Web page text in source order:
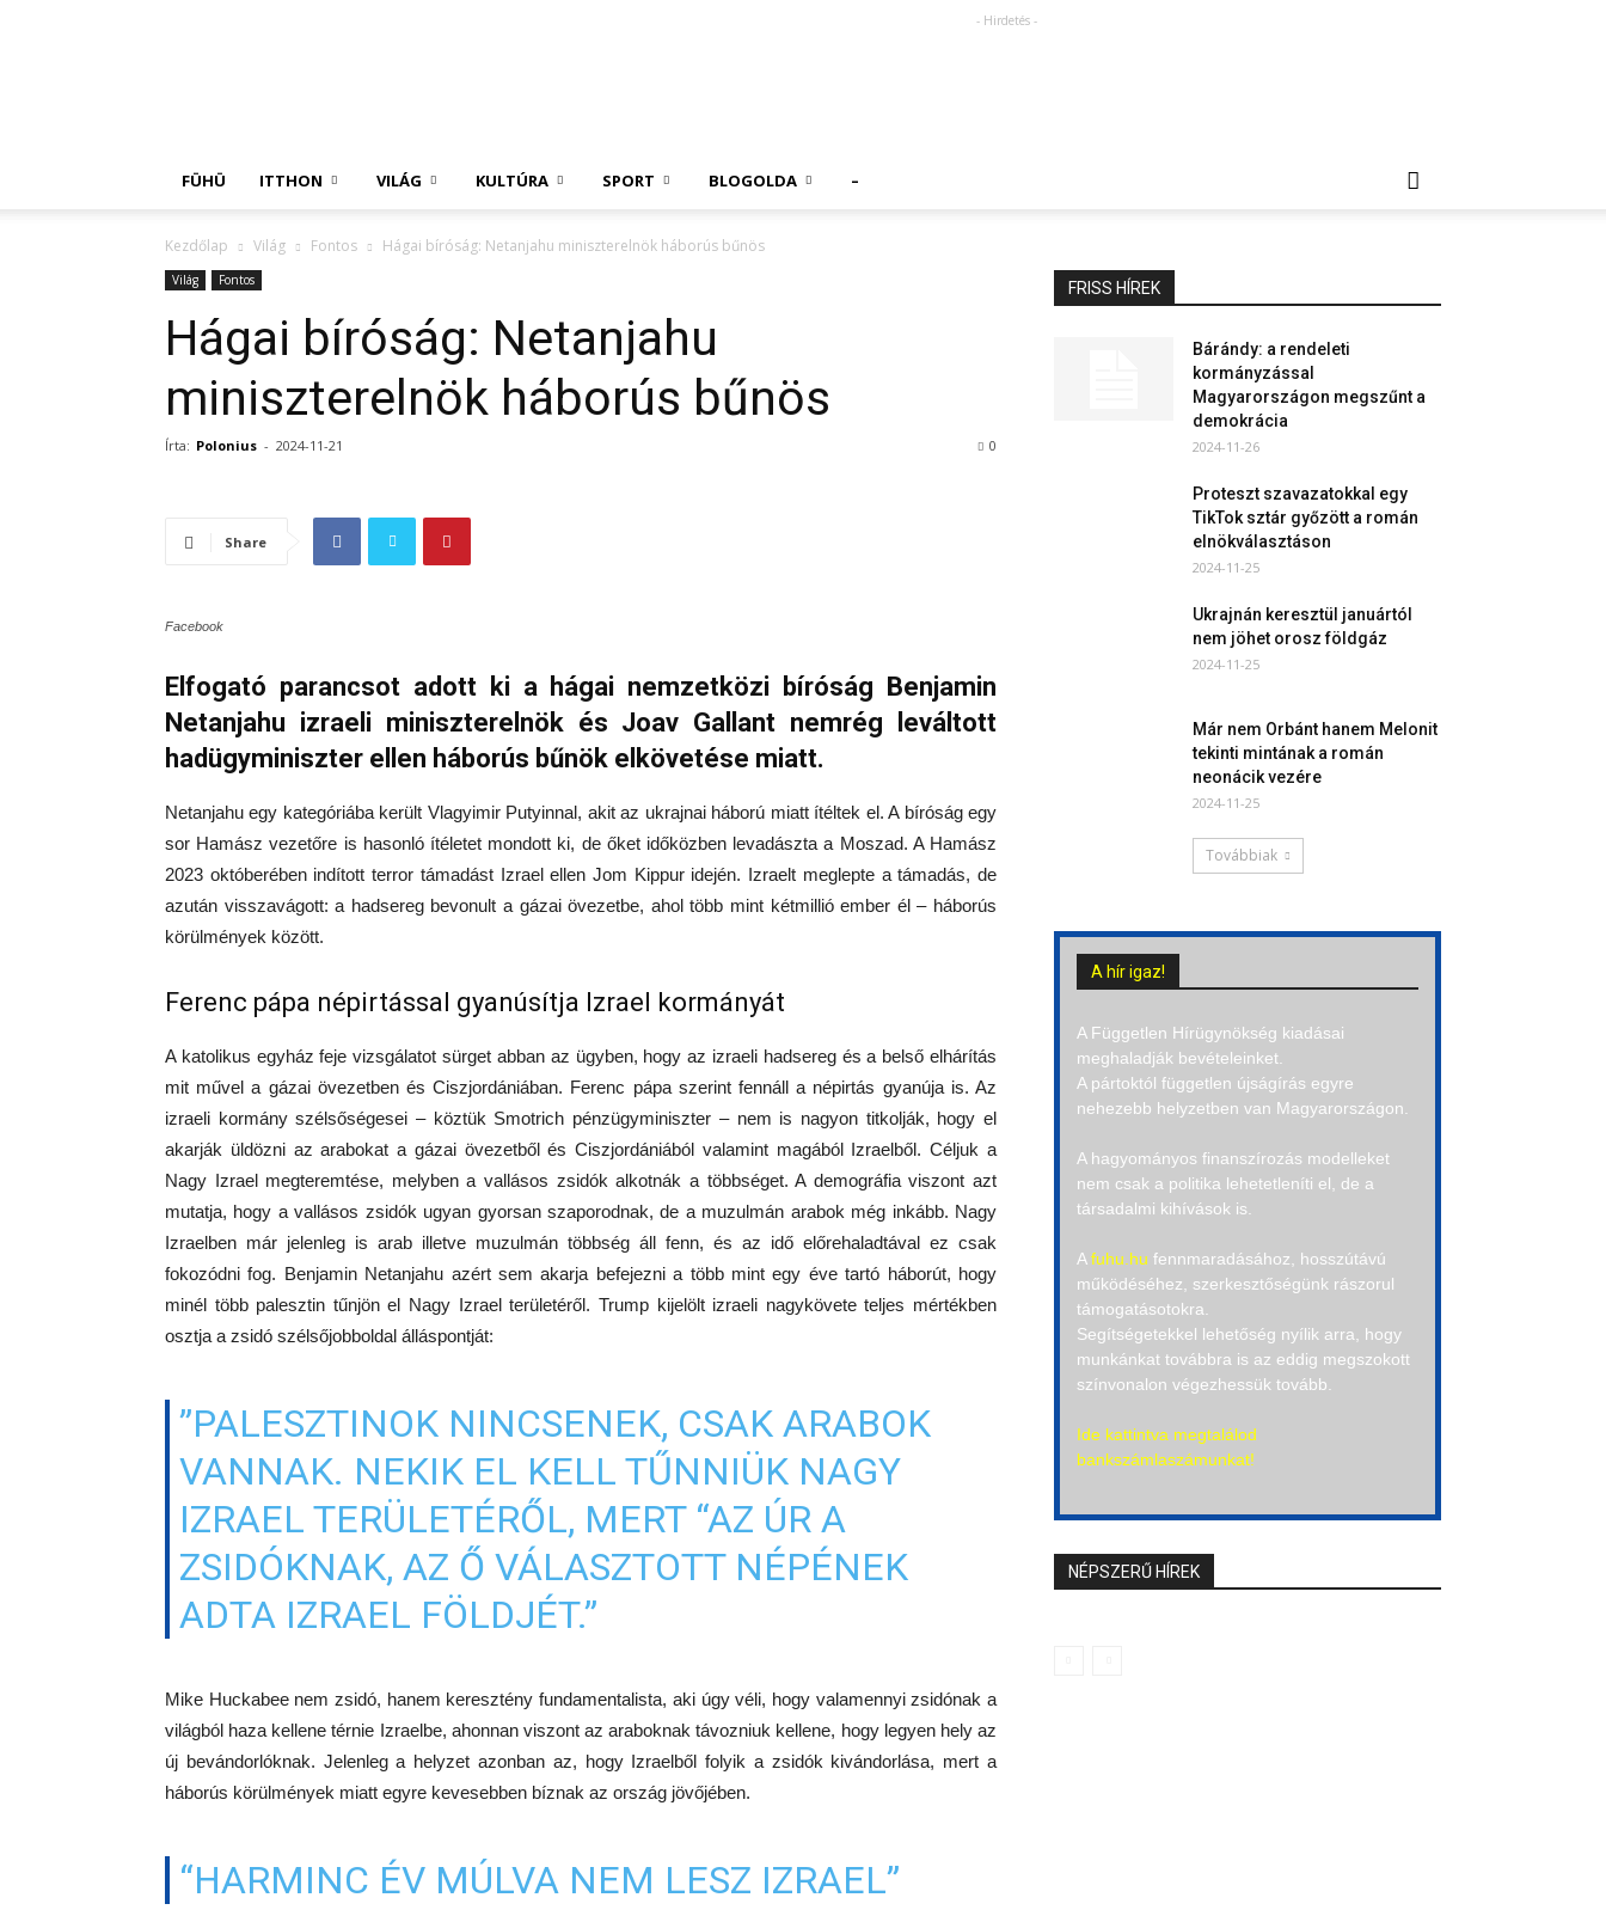
- Hirdetés -
FÜHÜ ITTHON VILÁG KULTÚRA SPORT BLOGOLDA –
Kezdőlap Világ Fontos Hágai bíróság: Netanjahu miniszterelnök háborús bűnös
Világ Fontos
Hágai bíróság: Netanjahu
miniszterelnök háborús bűnös
Írta: Polonius - 2024-11-21 0
Share
Facebook
Elfogató parancsot adott ki a hágai nemzetközi bíróság Benjamin
Netanjahu izraeli miniszterelnök és Joav Gallant nemrég leváltott
hadügyminiszter ellen háborús bűnök elkövetése miatt.
Netanjahu egy kategóriába került Vlagyimir Putyinnal, akit az ukrajnai háború miatt ítéltek el. A bíróság egy
sor Hamász vezetőre is hasonló ítéletet mondott ki, de őket időközben levadászta a Moszad. A Hamász
2023 októberében indított terror támadást Izrael ellen Jom Kippur idején. Izraelt meglepte a támadás, de
azután visszavágott: a hadsereg bevonult a gázai övezetbe, ahol több mint kétmillió ember él – háborús
körülmények között.
Ferenc pápa népirtással gyanúsítja Izrael kormányát
A katolikus egyház feje vizsgálatot sürget abban az ügyben, hogy az izraeli hadsereg és a belső elhárítás
mit művel a gázai övezetben és Ciszjordániában. Ferenc pápa szerint fennáll a népirtás gyanúja is. Az
izraeli kormány szélsőségesei – köztük Smotrich pénzügyminiszter – nem is nagyon titkolják, hogy el
akarják üldözni az arabokat a gázai övezetből és Ciszjordániából valamint magából Izraelből. Céljuk a
Nagy Izrael megteremtése, melyben a vallásos zsidók alkotnák a többséget. A demográfia viszont azt
mutatja, hogy a vallásos zsidók ugyan gyorsan szaporodnak, de a muzulmán arabok még inkább. Nagy
Izraelben már jelenleg is arab illetve muzulmán többség áll fenn, és az idő előrehaladtával ez csak
fokozódni fog. Benjamin Netanjahu azért sem akarja befejezni a több mint egy éve tartó háborút, hogy
minél több palesztin tűnjön el Nagy Izrael területéről. Trump kijelölt izraeli nagykövete teljes mértékben
osztja a zsidó szélsőjobboldal álláspontját:
”PALESZTINOK NINCSENEK, CSAK ARABOK
VANNAK. NEKIK EL KELL TŰNNIÜK NAGY
IZRAEL TERÜLETÉRŐL, MERT “AZ ÚR A
ZSIDÓKNAK, AZ Ő VÁLASZTOTT NÉPÉNEK
ADTA IZRAEL FÖLDJÉT.”
Mike Huckabee nem zsidó, hanem keresztény fundamentalista, aki úgy véli, hogy valamennyi zsidónak a
világból haza kellene térnie Izraelbe, ahonnan viszont az araboknak távozniuk kellene, hogy legyen hely az
új bevándorlóknak. Jelenleg a helyzet azonban az, hogy Izraelből folyik a zsidók kivándorlása, mert a
háborús körülmények miatt egyre kevesebben bíznak az ország jövőjében.
“HARMINC ÉV MÚLVA NEM LESZ IZRAEL”
FRISS HÍREK
Bárándy: a rendeleti
kormányzással
Magyarországon megszűnt a
demokrácia
2024-11-26
Proteszt szavazatokkal egy
TikTok sztár győzött a román
elnökválasztáson
2024-11-25
Ukrajnán keresztül januártól
nem jöhet orosz földgáz
2024-11-25
Már nem Orbánt hanem Melonit
tekinti mintának a román
neonácik vezére
2024-11-25
Továbbiak
A hír igaz!
A Független Hírügynökség kiadásai
meghaladják bevételeinket.
A pártoktól független újságírás egyre
nehezebb helyzetben van Magyarországon.
A hagyományos finanszírozás modelleket
nem csak a politika lehetetleníti el, de a
társadalmi kihívások is.
Afuhu.hu fennmaradásához, hosszútávú
működéséhez, szerkesztőségünk rászorul
támogatásotokra.
Segítségetekkel lehetőség nyílik arra, hogy
munkánkat továbbra is az eddig megszokott
színvonalon végezhessük tovább.
Ide kattintva megtalálod
bankszámlaszámunkat!
NÉPSZERŰ HÍREK